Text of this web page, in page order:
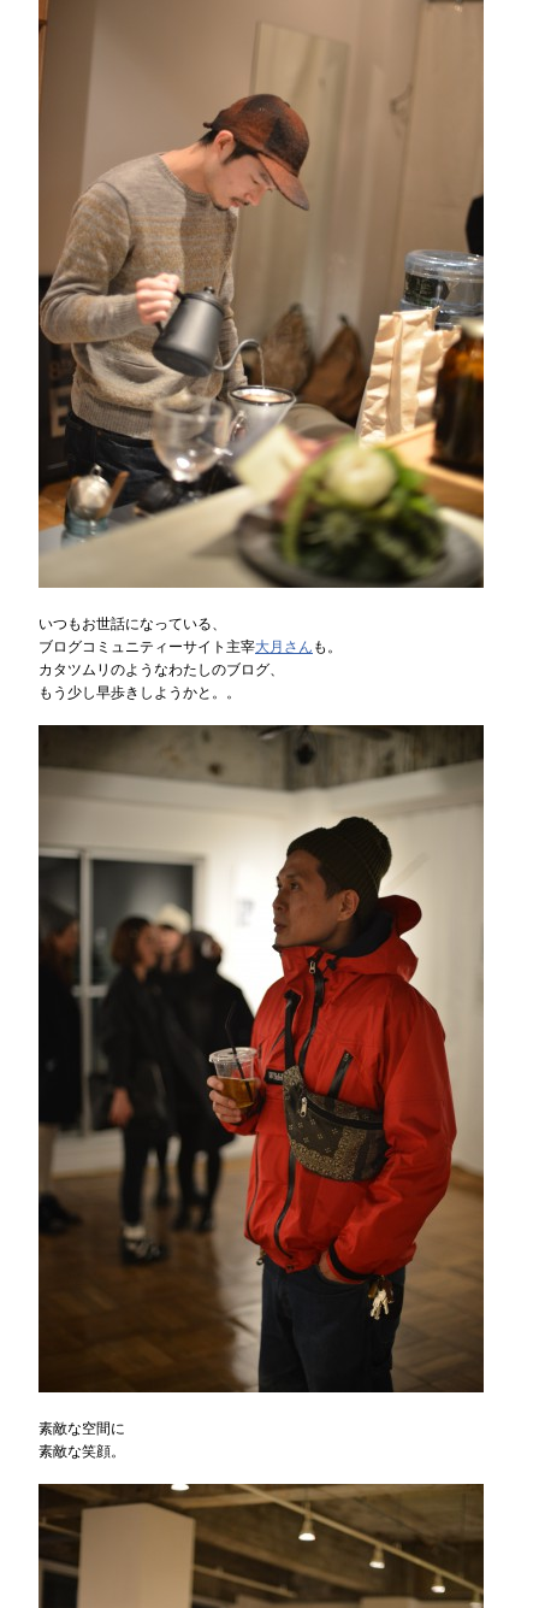
いつもお世話になっている、
ブログコミュニティーサイト主宰大月さんも。
カタツムリのようなわたしのブログ、
もう少し早歩きしようかと。。
素敵な空間に
素敵な笑顔。